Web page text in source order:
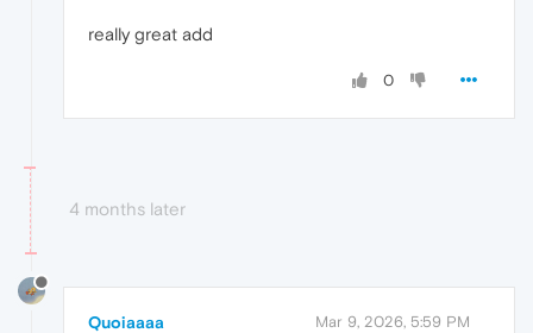
really great add
0
4 months later
Quoiaaaa Mar 9, 2026, 5:59 PM